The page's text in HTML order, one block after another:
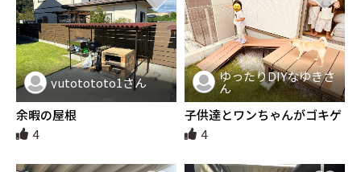
yutotototo1さん
余暇の屋根
4
ゆったりDIYなゆきさ
ん
子供達とワンちゃんがゴキゲ
ンなウッドデッキ＆スロープ
4